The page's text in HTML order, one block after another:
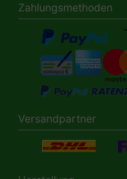
Zahlungsmethoden
Versandpartner